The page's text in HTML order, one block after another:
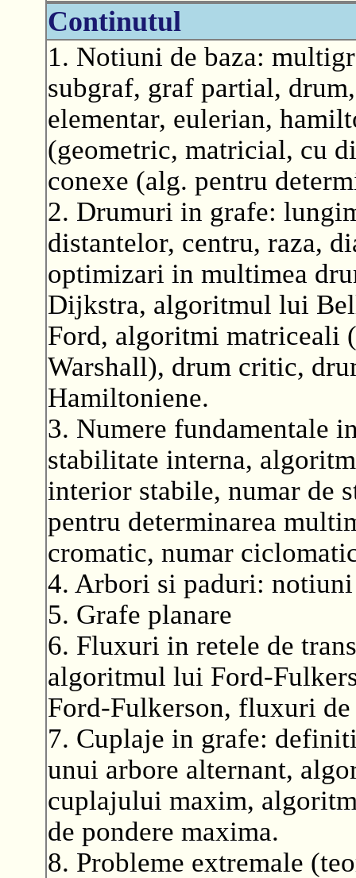
Continutul
1. Notiuni de baza:
subgraf, graf partial,
elementar, eulerian,
(geometric, matricial, cu
conexe (alg. pentru
2. Drumuri in grafe:
distantelor, centru, raza,
optimizari in multimea
Dijkstra, algoritmul lui
Ford, algoritmi matriceali
Warshall), drum critic,
Hamiltoniene.
3. Numere fundamentale
stabilitate interna,
interior stabile, numar de
pentru determinarea
cromatic, numar
4. Arbori si paduri:
5. Grafe planare
6. Fluxuri in retele de
algoritmul lui Ford-
Ford-Fulkerson, fluxuri
7. Cuplaje in grafe:
unui arbore alternant,
cuplajului maxim,
de pondere maxima.
8. Probleme extremale